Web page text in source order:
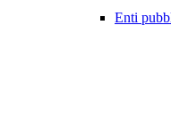
Enti